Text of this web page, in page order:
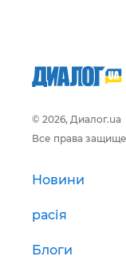
© 2026, Диалог.ua
Все права
Новини
расія
Блоги